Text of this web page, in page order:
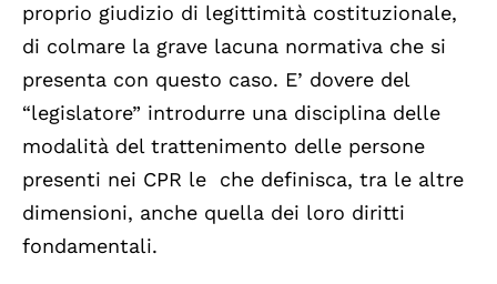
proprio giudizio di legittimità costituzionale,
di colmare la grave lacuna normativa che si
presenta con questo caso. E’ dovere del
“legislatore” introdurre una disciplina delle
modalità del trattenimento delle persone
presenti nei CPR le che definisca, tra le altre
dimensioni, anche quella dei loro diritti
fondamentali.